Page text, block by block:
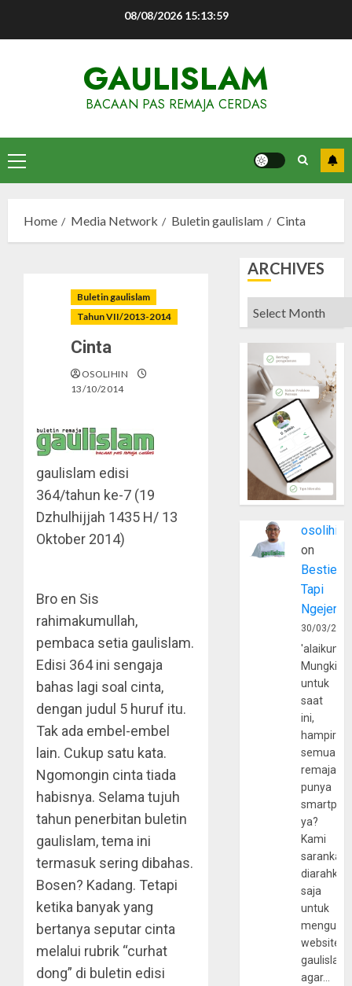
08/08/2026 15:14:00
GAULISLAM
BACAAN PAS REMAJA CERDAS
Primary
Menu
Home Media Network Buletin gaulislam Cinta
Buletin gaulislam
Tahun VII/2013-2014
Cinta
OSOLIHIN
13/10/2014
gaulislam edisi
364/tahun ke-7 (19
Dzhulhijjah 1435 H/ 13
Oktober 2014)
Bro en Sis
rahimakumullah,
pembaca setia gaulislam.
Edisi 364 ini sengaja
bahas lagi soal cinta,
dengan judul 5 huruf itu.
Tak ada embel-embel
lain. Cukup satu kata.
Ngomongin cinta tiada
habisnya. Selama tujuh
tahun penerbitan buletin
gaulislam, tema ini
termasuk sering dibahas.
Bosen? Kadang. Tetapi
ketika banyak yang
bertanya seputar cinta
melalui rubrik “curhat
dong” di buletin edisi
ARCHIVES
Archives
osolihin
on
Bestie
Tapi
30/03/
Mungkin
untuk
saat
ini,
hampir
semua
remaja
punya
ya?
Kami
sarankan,
diarahkan
saja
untuk
website
agar…